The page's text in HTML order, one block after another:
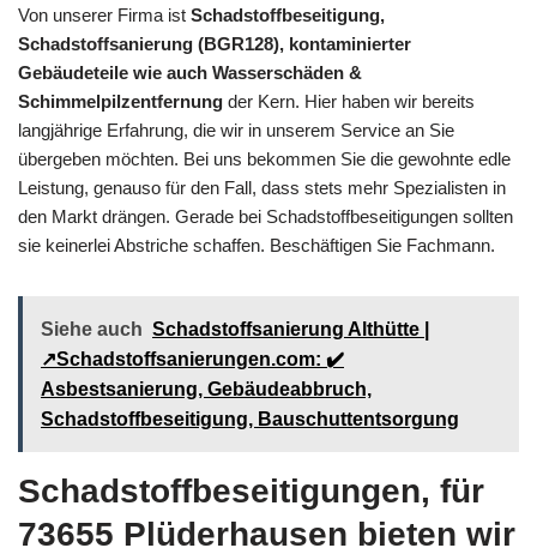
Von unserer Firma ist Schadstoffbeseitigung,
Schadstoffsanierung (BGR128), kontaminierter
Gebäudeteile wie auch Wasserschäden &
Schimmelpilzentfernung der Kern. Hier haben wir bereits
langjährige Erfahrung, die wir in unserem Service an Sie
übergeben möchten. Bei uns bekommen Sie die gewohnte edle
Leistung, genauso für den Fall, dass stets mehr Spezialisten in
den Markt drängen. Gerade bei Schadstoffbeseitigungen sollten
sie keinerlei Abstriche schaffen. Beschäftigen Sie Fachmann.
Siehe auch Schadstoffsanierung Althütte |
↗️Schadstoffsanierungen.com: ✔️
Asbestsanierung, Gebäudeabbruch,
Schadstoffbeseitigung, Bauschuttentsorgung
Schadstoffbeseitigungen, für
73655 Plüderhausen bieten wir